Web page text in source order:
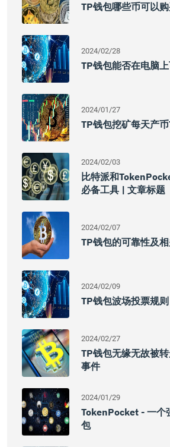
TP钱包哪些币可以
2024/02/28
TP钱包能否在电脑
2024/01/27
TP钱包挖矿每天产
2024/02/03
比特派和
必备工具 | 文章标题
2024/02/07
TP钱包的可靠性及
2024/02/09
TP钱包波场投票规则
2024/02/27
TP钱包无缘无故被
事件
2024/01/29
TokenPocket - 一个
包